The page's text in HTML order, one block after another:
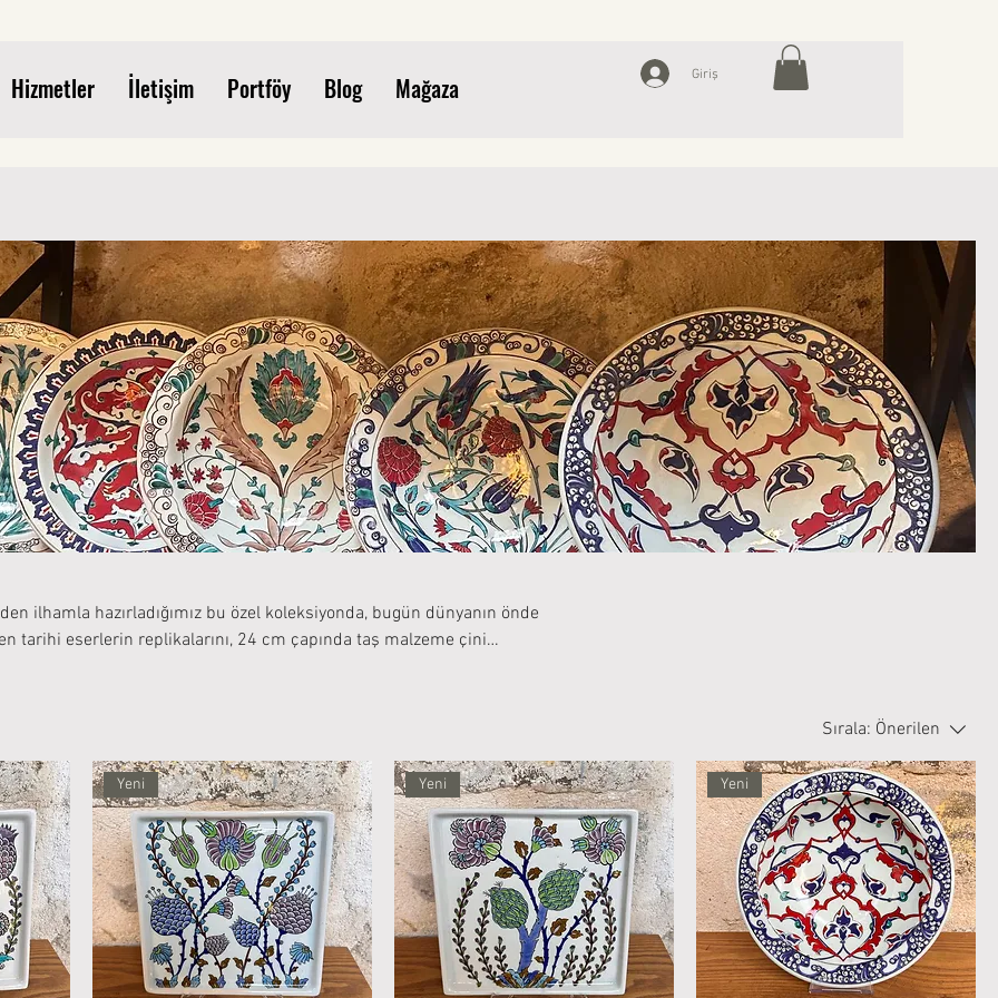
Hizmetler İletişim Portföy Blog Mağaza Giriş
ilhamla hazırladığımız bu özel koleksiyonda, bugün dünyanın önde
tarihi eserlerin replikalarını, 24 cm çapında taş malzeme çini
koleksiyonerler ve özgün
Sırala: Önerilen
Yeni Yeni Yeni